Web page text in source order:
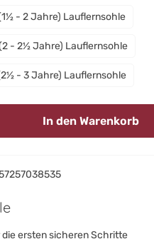
- 2 Jahre) Lauflernsohle
- 2½ Jahre) Lauflernsohle
- 3 Jahre) Lauflernsohle
In den Warenkorb
die ersten sicheren Schritte